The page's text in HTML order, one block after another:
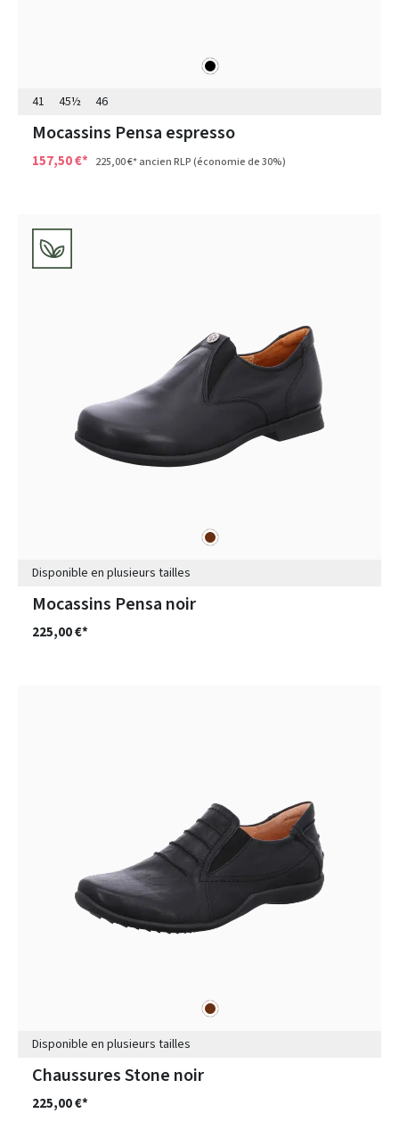
noir
41 45½ 46
Mocassins Pensa espresso
157,50 €* 225,00 €*ancien RLP(économie de 30%)
marron
Disponible en plusieurs tailles
Mocassins Pensa noir
225,00 €*
marron
Disponible en plusieurs tailles
Chaussures Stone noir
225,00 €*